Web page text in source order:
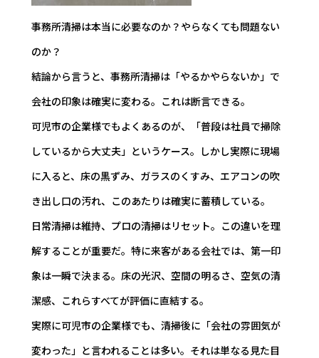
事務所清掃は本当に必要なのか？やらなくても問題ない
のか？
結論から言うと、事務所清掃は「やるかやらないか」で
会社の印象は確実に変わる。これは断言できる。
可児市の企業様でもよくあるのが、「普段は社員で掃除
しているから大丈夫」というケース。しかし実際に現場
に入ると、床の黒ずみ、ガラスのくすみ、エアコンの吹
き出し口の汚れ、このあたりは確実に蓄積している。
日常清掃は維持、プロの清掃はリセット。この違いを理
解することが重要だ。特に来客がある会社では、第一印
象は一瞬で決まる。床の光沢、空間の明るさ、空気の清
潔感、これらすべてが評価に直結する。
実際に可児市の企業様でも、清掃後に「会社の雰囲気が
変わった」と言われることは多い。それは単なる見た目